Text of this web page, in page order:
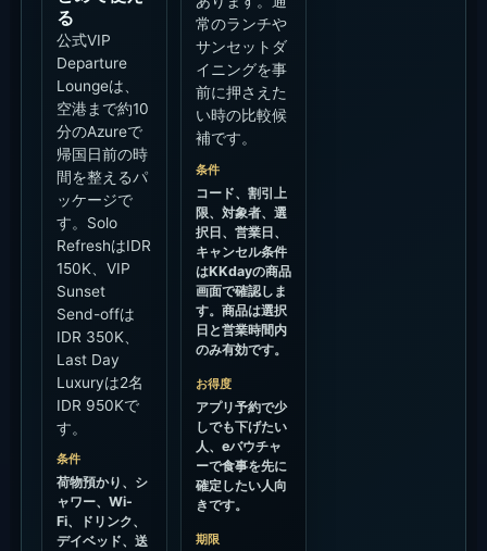
る
公式VIP
Departure
Loungeは、
空港まで約10
分のAzureで
帰国日前の時
間を整えるパ
ッケージで
す。Solo
RefreshはIDR
150K、VIP
Sunset
Send-offは
IDR 350K、
Last Day
Luxuryは2名
IDR 950Kで
す。
条件
荷物預かり、シ
ャワー、Wi-
Fi、ドリンク、
デイベッド、送
常のランチや
サンセットダ
イニングを事
前に押さえた
い時の比較候
補です。
条件
コード、割引上
限、対象者、選
択日、営業日、
キャンセル条件
はKKdayの商品
画面で確認しま
す。商品は選択
日と営業時間内
のみ有効です。
お得度
アプリ予約で少
しでも下げたい
人、eバウチャ
ーで食事を先に
確定したい人向
きです。
期限